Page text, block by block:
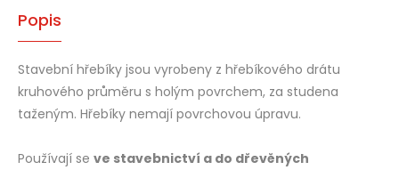
Popis
Stavební hřebíky jsou vyrobeny z hřebíkového drátu
kruhového průměru s holým povrchem, za studena
taženým. Hřebíky nemají povrchovou úpravu.
Používají se ve stavebnictví a do dřevěných